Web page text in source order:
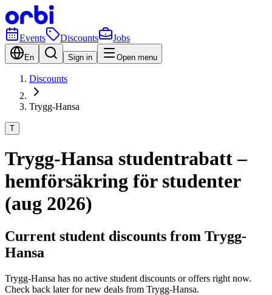
Events Discounts Jobs
En Sign in Open menu
Discounts
Trygg-Hansa
T
Trygg-Hansa studentrabatt –
hemförsäkring för studenter
(aug 2026)
Current student discounts from Trygg-
Hansa
Trygg-Hansa has no active student discounts or offers right now.
Check back later for new deals from Trygg-Hansa.